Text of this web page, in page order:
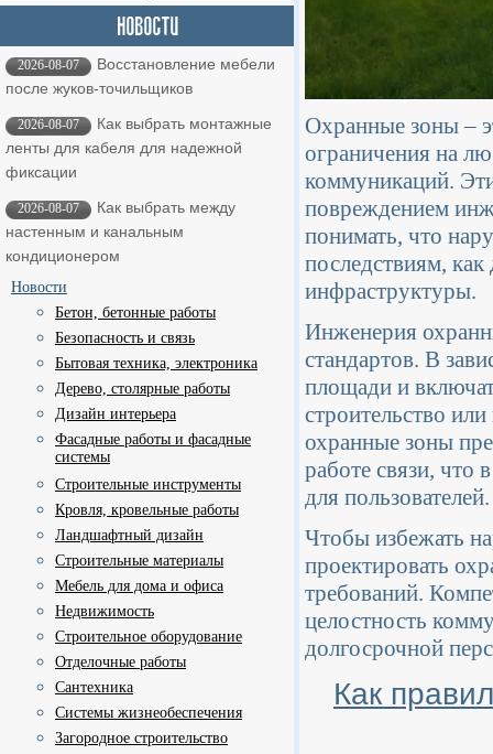
2026-08-07
Восстановление мебели
после жуков-точильщиков
2026-08-07
Как выбрать монтажные
ленты для кабеля для надежной
фиксации
2026-08-07
Как выбрать между
настенным и канальным
кондиционером
Новости
Бетон, бетонные работы
Безопасность и связь
Бытовая техника, электроника
Дерево, столярные работы
Дизайн интерьера
Фасадные работы и фасадные
системы
Строительные инструменты
Кровля, кровельные работы
Ландшафтный дизайн
Строительные материалы
Мебель для дома и офиса
Недвижимость
Строительное оборудование
Отделочные работы
Сантехника
Системы жизнеобеспечения
Загородное строительство
Охранные зоны –
ограничения на
коммуникаций.
повреждением
понимать, что
последствиям,
инфраструктуры.
Инженерия
стандартов. В
площади и
строительство
охранные зоны
работе связи, что
для пользователей.
Чтобы избежать
проектировать
требований.
целостность
долгосрочной
Как